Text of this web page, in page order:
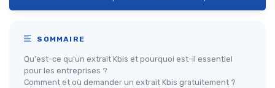
SOMMAIRE
Qu'est-ce qu'un extrait Kbis et pourquoi est-il essentiel
pour les entreprises ?
Comment et où demander un extrait Kbis gratuitement ?